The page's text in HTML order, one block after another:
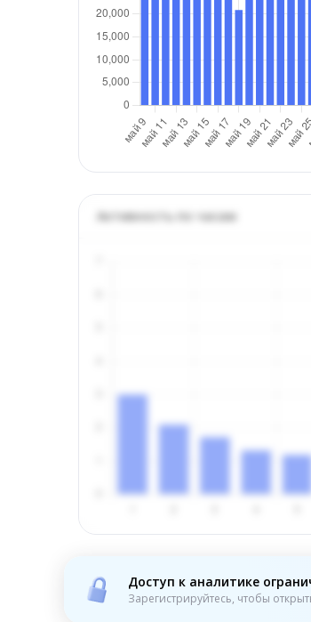
Активность по часам
Доступ к аналитике
Зарегистрируйтесь, чтобы